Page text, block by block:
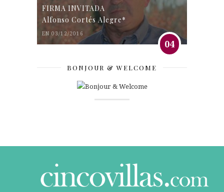
FIRMA INVITADA
Alfonso Cortés Alegre*
EN 03/12/2016
04
BONJOUR & WELCOME